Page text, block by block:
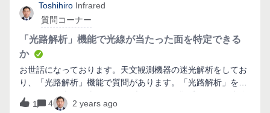
Toshihiro Infrared
質問コーナー
「光路解析」機能で光線が当たった面を特定できる
か
お世話になっております。天文観測機器の迷光解析をしてお
り、「光路解析」機能で質問があります。「光路解析」を使
用すると、光線が当たったオブジェクトの順番をもとに光路
がまとめられておりますが、各オブジェクトに存在する
1 4 2 years ago